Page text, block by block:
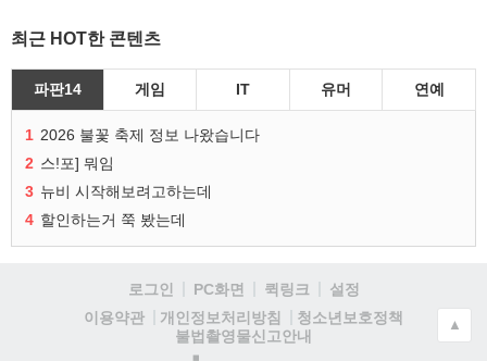
최근 HOT한 콘텐츠
파판14 게임 IT 유머 연예
1 2026 불꽃 축제 정보 나왔습니다
2 스!포] 뭐임
3 뉴비 시작해보려고하는데
4 할인하는거 쭉 봤는데
로그인 PC화면 퀵링크
설정
이용약관
개인정보처리방침
청소년보호정책
불법촬영물신고안내
▲